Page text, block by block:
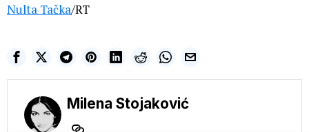
Nulta Tačka/RT
Milena Stojaković